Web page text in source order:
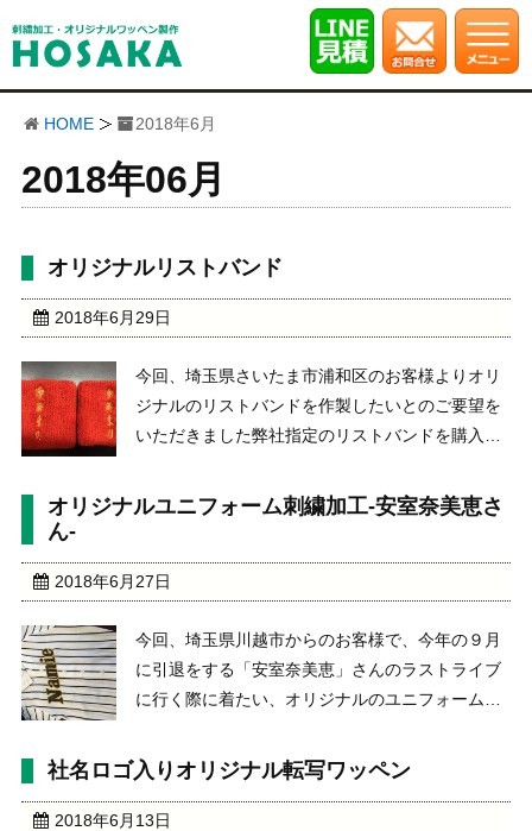
HOME 2018年6月
2018年06月
オリジナルリストバンド
2018年6月29日
今回、埼玉県さいたま市浦和区のお客様よりオリ
ジナルのリストバンドを作製したいとのご要望を
いただきました弊社指定のリストバンドを購入し
た。オリジナルの加工ができ、お客様も満足いた
オリジナルユニフォーム刺繍加工-安室奈美恵さ
ん-
2018年6月27日
今回、埼玉県川越市からのお客様で、今年の９月
に引退をする「安室奈美恵」さんのラストライブ
に行く際に着たい、オリジナルのユニフォームの
http://www.hmv.co.jp/newsdetail/article/1710021003/
社名ロゴ入りオリジナル転写ワッペン
2018年6月13日